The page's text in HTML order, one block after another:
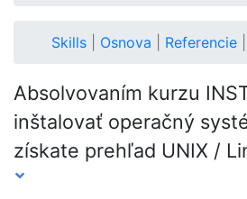
Skills Osnova Referencie
Absolvovaním kurzu
inštalovať operačný
získate prehľad UNIX /